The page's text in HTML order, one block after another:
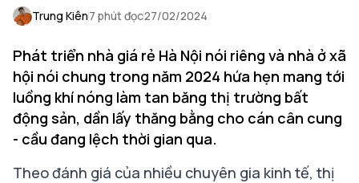
Trung Kiên7 phút đọc27/02/2024
Phát triển nhà giá rẻ Hà Nội nói riêng và nhà ở xã
hội nói chung trong năm 2024 hứa hẹn mang tới
luồng khí nóng làm tan băng thị trường bất
động sản, dần lấy thăng bằng cho cán cân cung
- cầu đang lệch thời gian qua.
Theo đánh giá của nhiều chuyên gia kinh tế, thị